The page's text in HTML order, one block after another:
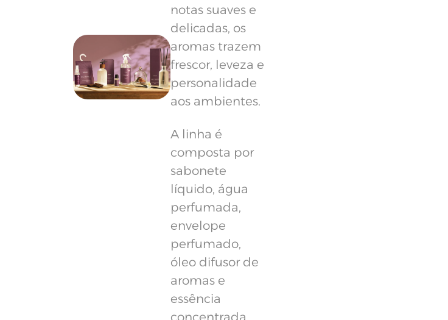
notas suaves e
delicadas, os
aromas trazem
frescor, leveza e
personalidade
aos ambientes.
A linha é
composta por
sabonete
líquido, água
perfumada,
envelope
perfumado,
óleo difusor de
aromas e
essência
concentrada,